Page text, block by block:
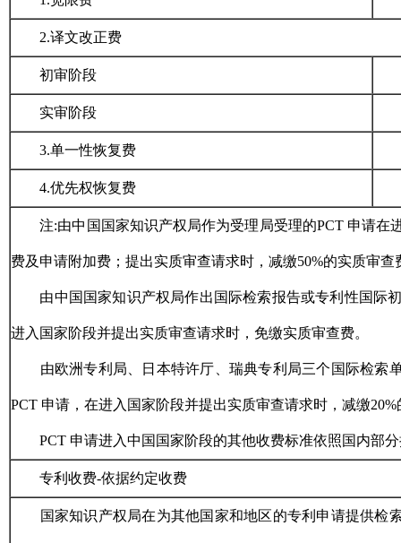
2.译文改正费
初审阶段
实审阶段
3.单一性恢复费
4.优先权恢复费
注:由中国国家知识产权局作为受理局受理的PCT 申请在
费及申请附加费；提出实质审查请求时，减缴50%的实质审查
由中国国家知识产权局作出国际检索报告或专利性国际
进入国家阶段并提出实质审查请求时，免缴实质审查费。
由欧洲专利局、日本特许厅、瑞典专利局三个国际检索
PCT 申请，在进入国家阶段并提出实质审查请求时，减缴
PCT 申请进入中国国家阶段的其他收费标准依照国内部
专利收费-依据约定收费
国家知识产权局在为其他国家和地区的专利申请提供检